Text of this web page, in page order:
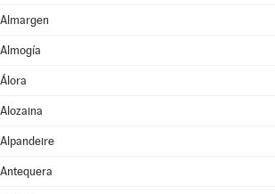
Almargen
Almogía
Álora
Alozaina
Alpandeire
Antequera